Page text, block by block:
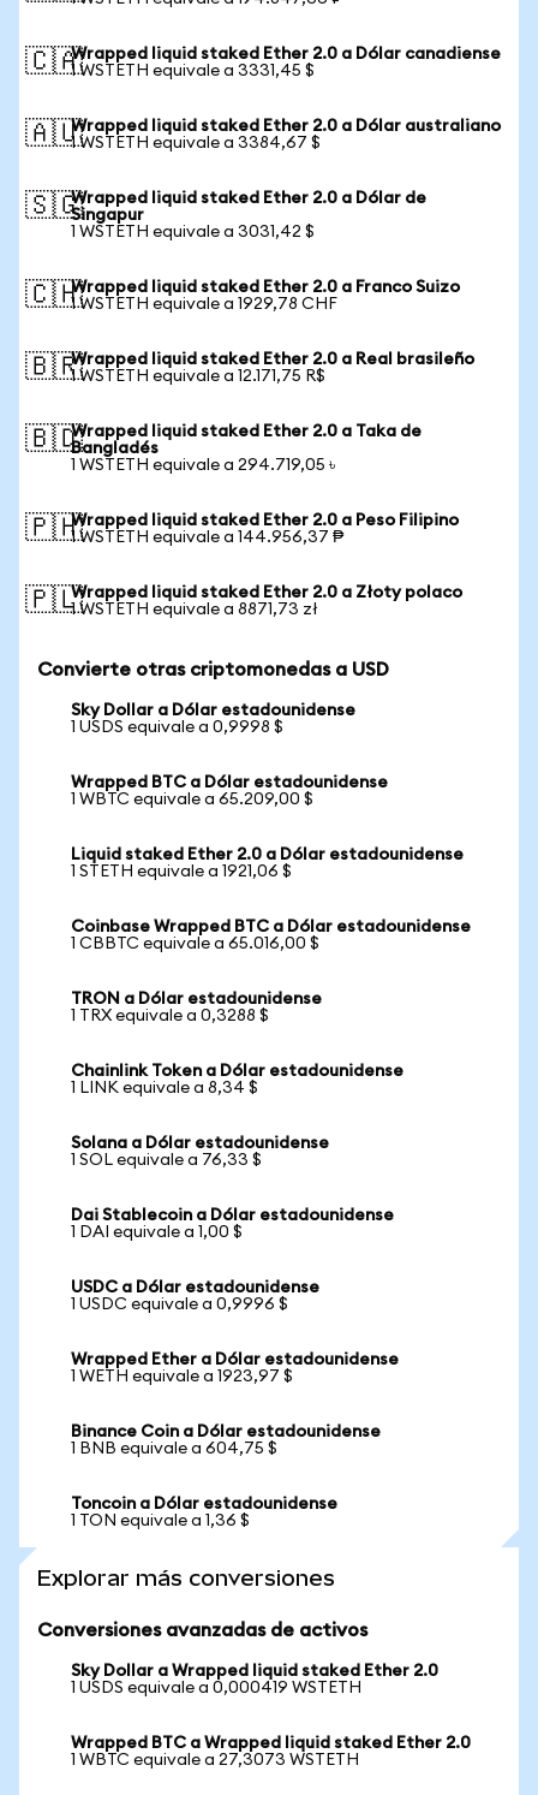
🇨🇦Wrapped liquid staked Ether 2.0 a Dólar canadiense
1 WSTETH equivale a 3331,45 $
🇦🇺Wrapped liquid staked Ether 2.0 a Dólar australiano
1 WSTETH equivale a 3384,67 $
🇸🇬Wrapped liquid staked Ether 2.0 a Dólar de
Singapur
1 WSTETH equivale a 3031,42 $
🇨🇭Wrapped liquid staked Ether 2.0 a Franco Suizo
1 WSTETH equivale a 1929,78 CHF
🇧🇷Wrapped liquid staked Ether 2.0 a Real brasileño
1 WSTETH equivale a 12.171,75 R$
🇧🇩Wrapped liquid staked Ether 2.0 a Taka de
Bangladés
1 WSTETH equivale a 294.719,05 ৳
🇵🇭Wrapped liquid staked Ether 2.0 a Peso Filipino
1 WSTETH equivale a 144.956,37 ₱
🇵🇱Wrapped liquid staked Ether 2.0 a Złoty polaco
1 WSTETH equivale a 8871,73 zł
Convierte otras criptomonedas a USD
Sky Dollar a Dólar estadounidense
1 USDS equivale a 0,9998 $
Wrapped BTC a Dólar estadounidense
1 WBTC equivale a 65.209,00 $
Liquid staked Ether 2.0 a Dólar estadounidense
1 STETH equivale a 1921,06 $
Coinbase Wrapped BTC a Dólar estadounidense
1 CBBTC equivale a 65.016,00 $
TRON a Dólar estadounidense
1 TRX equivale a 0,3288 $
Chainlink Token a Dólar estadounidense
1 LINK equivale a 8,34 $
Solana a Dólar estadounidense
1 SOL equivale a 76,33 $
Dai Stablecoin a Dólar estadounidense
1 DAI equivale a 1,00 $
USDC a Dólar estadounidense
1 USDC equivale a 0,9996 $
Wrapped Ether a Dólar estadounidense
1 WETH equivale a 1923,97 $
Binance Coin a Dólar estadounidense
1 BNB equivale a 604,75 $
Toncoin a Dólar estadounidense
1 TON equivale a 1,36 $
Explorar más conversiones
Conversiones avanzadas de activos
Sky Dollar a Wrapped liquid staked Ether 2.0
1 USDS equivale a 0,000419 WSTETH
Wrapped BTC a Wrapped liquid staked Ether 2.0
1 WBTC equivale a 27,3073 WSTETH